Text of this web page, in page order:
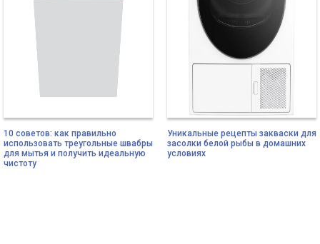
10 советов: как правильно
использовать треугольные швабры
для мытья и получить идеальную
чистоту
Уникальные рецепты закваски для
засолки белой рыбы в домашних
условиях